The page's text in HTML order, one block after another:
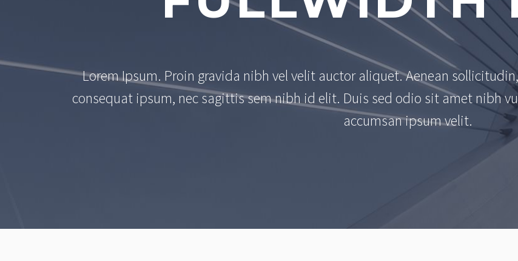
Lorem Ipsum. Proin gravida nibh vel velit auctor aliquet. Aenean
consequat ipsum, nec sagittis sem nibh id elit. Duis sed odio sit amet nibh
accumsan ipsum velit.